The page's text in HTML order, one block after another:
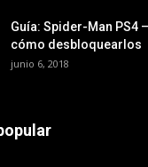
Guía: Spider-Man PS4
cómo desbloquearlos
junio 6, 2018